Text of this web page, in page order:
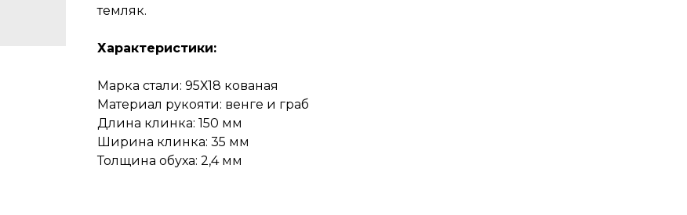
темляк.
Характеристики:
Марка стали: 95Х18 кованая
Материал рукояти: венге и граб
Длина клинка: 150 мм
Ширина клинка: 35 мм
Толщина обуха: 2,4 мм